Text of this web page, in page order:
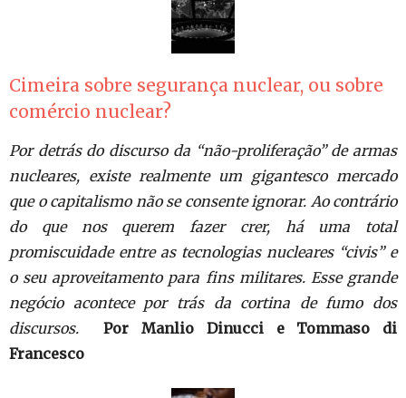
Cimeira sobre segurança nuclear, ou sobre
comércio nuclear?
Por detrás do discurso da “não-proliferação” de armas
nucleares, existe realmente um gigantesco mercado
que o capitalismo não se consente ignorar. Ao contrário
do que nos querem fazer crer, há uma total
promiscuidade entre as tecnologias nucleares “civis” e
o seu aproveitamento para fins militares. Esse grande
negócio acontece por trás da cortina de fumo dos
discursos.
Por Manlio Dinucci e Tommaso di
Francesco